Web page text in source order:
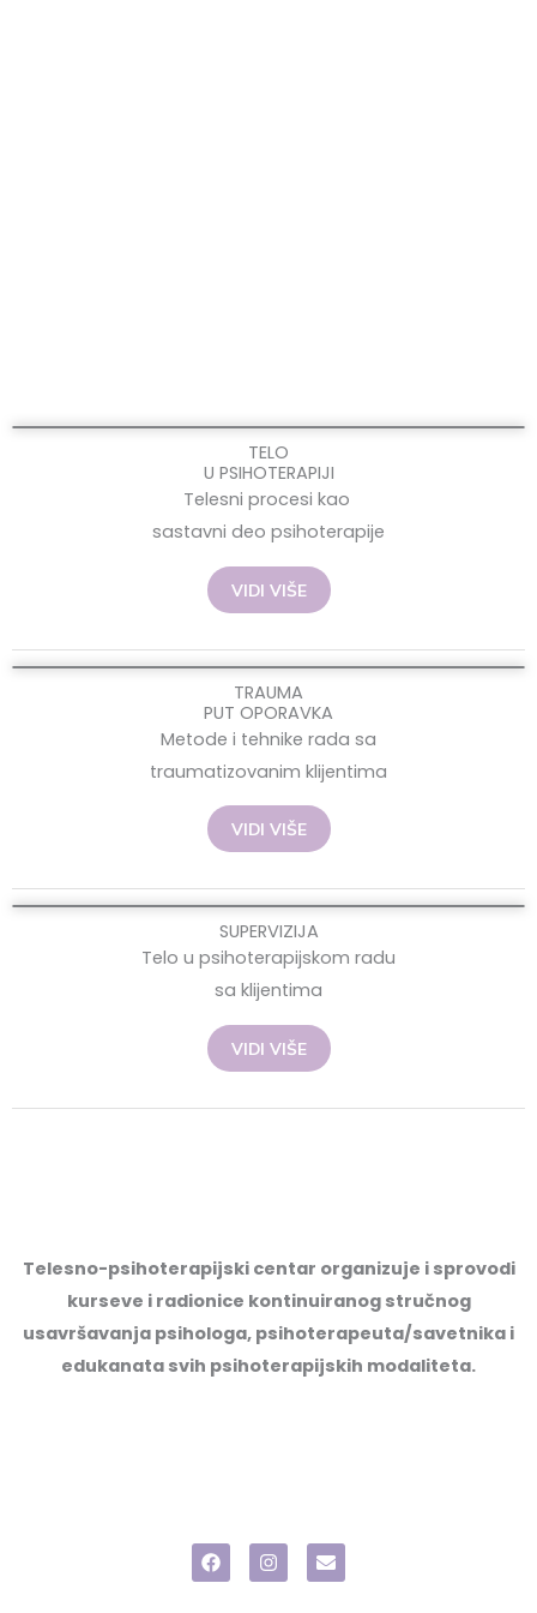
TELO
U PSIHOTERAPIJI
Telesni procesi kao
sastavni deo psihoterapije
VIDI VIŠE
TRAUMA
PUT OPORAVKA
Metode i tehnike rada sa
traumatizovanim klijentima
VIDI VIŠE
SUPERVIZIJA
Telo u psihoterapijskom radu
sa klijentima
VIDI VIŠE
Telesno-psihoterapijski centar organizuje i sprovodi
kurseve i radionice kontinuiranog stručnog
usavršavanja psihologa, psihoterapeuta/savetnika i
edukanata svih psihoterapijskih modaliteta.
F
a
c
I
n
s
E
n
v